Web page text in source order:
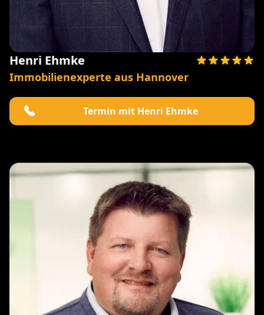
Henri Ehmke
Immobilienexperte aus Hannover
Termin mit Henri Ehmke